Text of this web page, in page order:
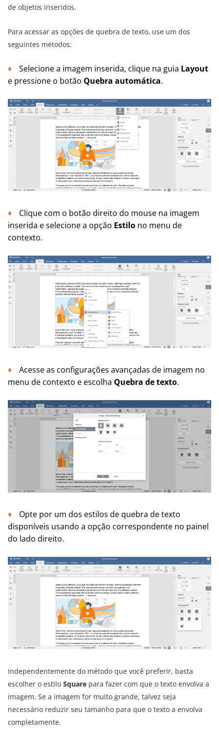
de objetos inseridos.
Para acessar as opções de quebra de texto, use um dos
seguintes métodos:
Selecione a imagem inserida, clique na guia Layout
e pressione o botão Quebra automática.
Clique com o botão direito do mouse na imagem
inserida e selecione a opção Estilo no menu de
contexto.
Acesse as configurações avançadas de imagem no
menu de contexto e escolha Quebra de texto.
Opte por um dos estilos de quebra de texto
disponíveis usando a opção correspondente no painel
do lado direito.
Independentemente do método que você preferir, basta
escolher o estilo Square para fazer com que o texto envolva a
imagem. Se a imagem for muito grande, talvez seja
necessário reduzir seu tamanho para que o texto a envolva
completamente.